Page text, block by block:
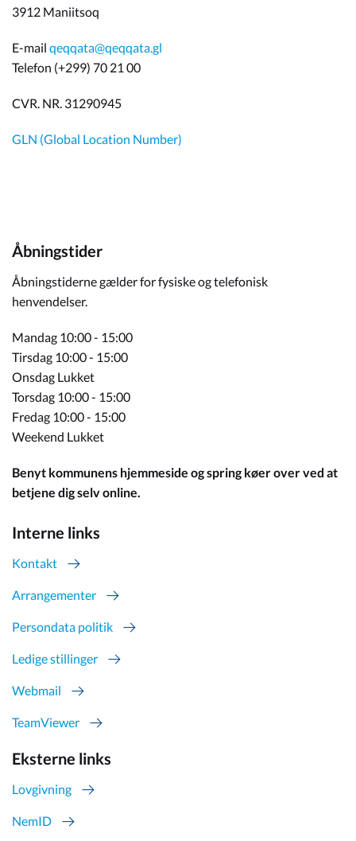
3912 Maniitsoq
E-mail qeqqata@qeqqata.gl
Telefon (+299) 70 21 00
CVR. NR. 31290945
GLN (Global Location Number)
Åbningstider
Åbningstiderne gælder for fysiske og telefonisk
henvendelser.
Mandag 10:00 - 15:00
Tirsdag 10:00 - 15:00
Onsdag Lukket
Torsdag 10:00 - 15:00
Fredag 10:00 - 15:00
Weekend Lukket
Benyt kommunens hjemmeside og spring køer over ved at
betjene dig selv online.
Interne links
Kontakt
Arrangementer
Persondata politik
Ledige stillinger
Webmail
TeamViewer
Eksterne links
Lovgivning
NemID